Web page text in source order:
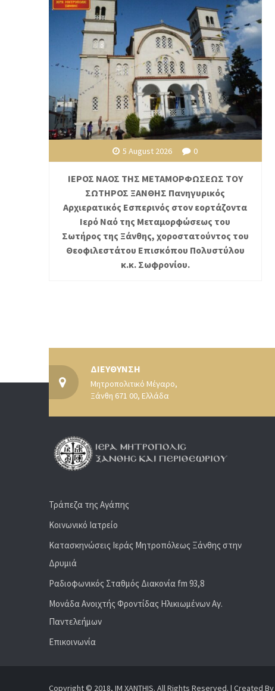
5 August 2026 0
ΙΕΡΟΣ ΝΑΟΣ ΤΗΣ ΜΕΤΑΜΟΡΦΩΣΕΩΣ ΤΟΥ
ΣΩΤΗΡΟΣ ΞΑΝΘΗΣ Πανηγυρικός
Αρχιερατικός Εσπερινός στον εορτάζοντα
Ιερό Ναό της Μεταμορφώσεως του
Σωτήρος της Ξάνθης, χοροστατούντος του
Θεοφιλεστάτου Επισκόπου Πολυστύλου
κ.κ. Σωφρονίου.
ΔΙΕΥΘΥΝΣΗ
Μητροπολιτικό Μέγαρο,
Ξάνθη 671 00, Ελλάδα
Τράπεζα της Αγάπης
Κοινωνικό Ιατρείο
Κατασκηνώσεις Ιεράς Μητροπόλεως Ξάνθης στην
Δρυμιά
Ραδιoφωνικός Σταθμός Διακονία fm 93,8
Μονάδα Ανοιχτής Φροντίδας Ηλικιωμένων Αγ.
Παντελεήμων
Επικοινωνία
Copyright © 2018, IM XANTHIS. All Rights Reserved. | Created By